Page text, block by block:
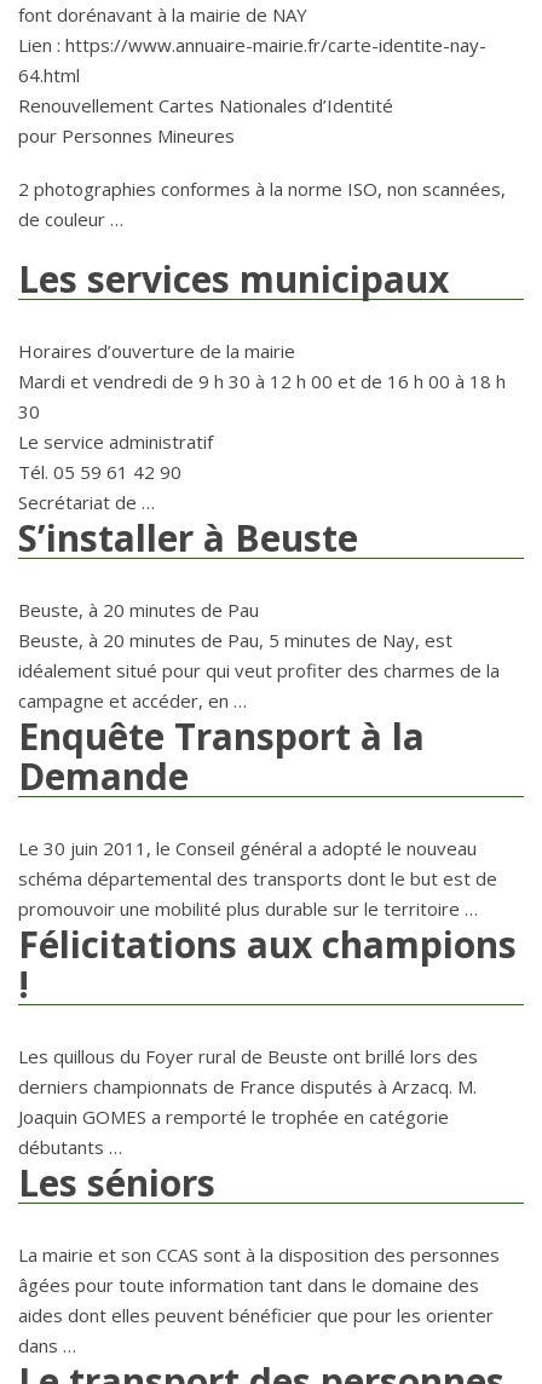
font dorénavant à la mairie de NAY
Lien : https://www.annuaire-mairie.fr/carte-identite-nay-
64.html
Renouvellement Cartes Nationales d’Identité
pour Personnes Mineures
2 photographies conformes à la norme ISO, non scannées,
de couleur …
Les services municipaux
Horaires d’ouverture de la mairie
Mardi et vendredi de 9 h 30 à 12 h 00 et de 16 h 00 à 18 h
30
Le service administratif
Tél. 05 59 61 42 90
Secrétariat de …
S’installer à Beuste
Beuste, à 20 minutes de Pau
Beuste, à 20 minutes de Pau, 5 minutes de Nay, est
idéalement situé pour qui veut profiter des charmes de la
campagne et accéder, en …
Enquête Transport à la
Demande
Le 30 juin 2011, le Conseil général a adopté le nouveau
schéma départemental des transports dont le but est de
promouvoir une mobilité plus durable sur le territoire …
Félicitations aux champions
!
Les quillous du Foyer rural de Beuste ont brillé lors des
derniers championnats de France disputés à Arzacq. M.
Joaquin GOMES a remporté le trophée en catégorie
débutants …
Les séniors
La mairie et son CCAS sont à la disposition des personnes
âgées pour toute information tant dans le domaine des
aides dont elles peuvent bénéficier que pour les orienter
dans …